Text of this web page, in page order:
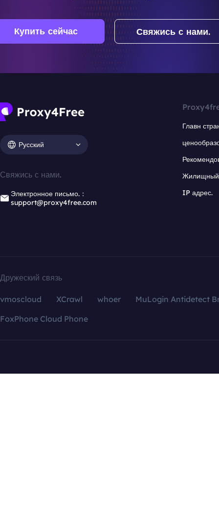
Купить сейчас Свяжись с нами.
Русский
Свяжись с нами.
Электронное письмо.：
support@proxy4free.com
Главн
Жилищный
IP адрес.
Дружеский связь
vmoscloud XCrawl whoer
MuLogin Antidetect
FoxPhone Cloud Phone